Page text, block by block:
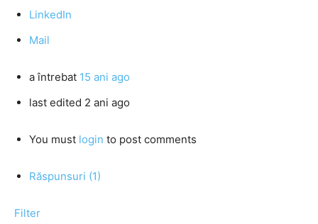
LinkedIn
Mail
a întrebat 15 ani ago
last edited 2 ani ago
You must login to post comments
Răspunsuri (1)
Filter